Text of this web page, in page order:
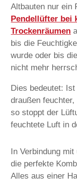
Altbauten nur ein
Pendellüfter bei
Trockenräumen
bis die
wurde oder bis
nicht mehr
Dies bedeutet:
draußen
so stoppt der
feuchtete Luft in
In Verbindung
die perfekte
Alles aus einer